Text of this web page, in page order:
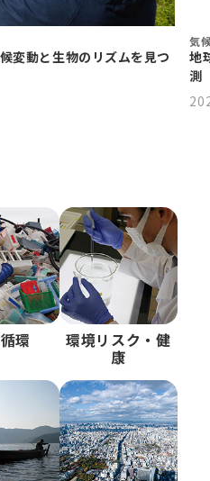
変動と生物のリズムを見つ
気
地
測
環 環境リスク・健
康